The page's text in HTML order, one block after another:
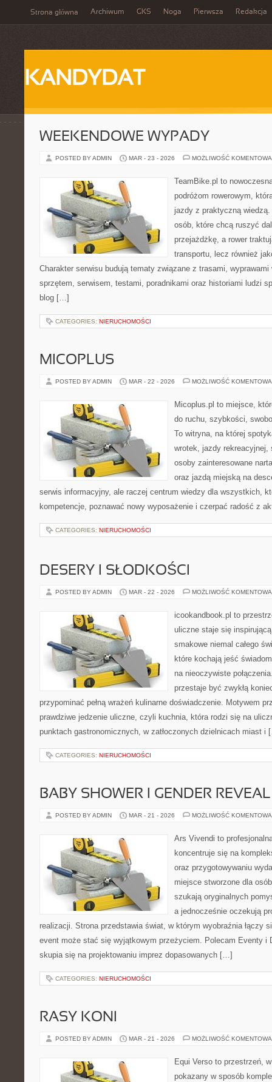
Strona główna Archiwum GKS Noga Pierwsza Redakcja
KANDYDAT
WEEKENDOWE WYPADY
POSTED BY ADMIN MAR - 23 - 2026 MOŻLIWOŚĆ
TeamBike.pl to
podróżom rowerowym,
jazdy z praktyczną
osób, które chcą ruszyć
przejażdżkę, a rower
transportu, lecz również
Charakter serwisu budują tematy związane z trasami,
sprzętem, serwisem, testami, poradnikami oraz historiami ludzi
blog […]
CATEGORIES: NIERUCHOMOŚCI
MICOPLUS
POSTED BY ADMIN MAR - 22 - 2026 MOŻLIWOŚĆ
Micoplus.pl to miejsce,
do ruchu, szybkości,
To witryna, na której
wrotek, jazdy rekreacyjnej,
osoby zainteresowane
oraz jazdą miejską na
serwis informacyjny, ale raczej centrum wiedzy dla wszystkich,
kompetencje, poznawać nowy wyposażenie i czerpać radość z
CATEGORIES: NIERUCHOMOŚCI
DESERY I SŁODKOŚCI
POSTED BY ADMIN MAR - 22 - 2026 MOŻLIWOŚĆ
icookandbook.pl to
uliczne staje się
smakowe niemal całego
które kochają jeść
na nieoczywiste
przestaje być zwykłą
przypominać pełną wrażeń kulinarne doświadczenie. Motywem
prawdziwe jedzenie uliczne, czyli kuchnia, która rodzi się na
punktach gastronomicznych, w zatłoczonych dzielnicach miast i
CATEGORIES: NIERUCHOMOŚCI
BABY SHOWER I GENDER REVEAL
POSTED BY ADMIN MAR - 21 - 2026 MOŻLIWOŚĆ
Ars Vivendi to
koncentruje się na
oraz przygotowywaniu
miejsce stworzone dla
szukają oryginalnych
a jednocześnie oczekują
realizacji. Strona przedstawia świat, w którym wyobraźnia łączy
event może stać się wyjątkowym przeżyciem. Polecam Eventy i
skupia się na projektowaniu imprez dopasowanych […]
CATEGORIES: NIERUCHOMOŚCI
RASY KONI
POSTED BY ADMIN MAR - 21 - 2026 MOŻLIWOŚĆ
Equi Verso to przestrzeń,
pokazany w sposób